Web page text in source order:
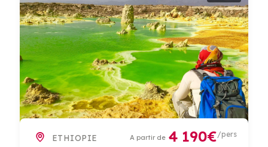
ETHIOPIE A partir de 4 190€/pers